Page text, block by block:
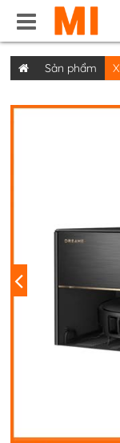
Sản phẩm